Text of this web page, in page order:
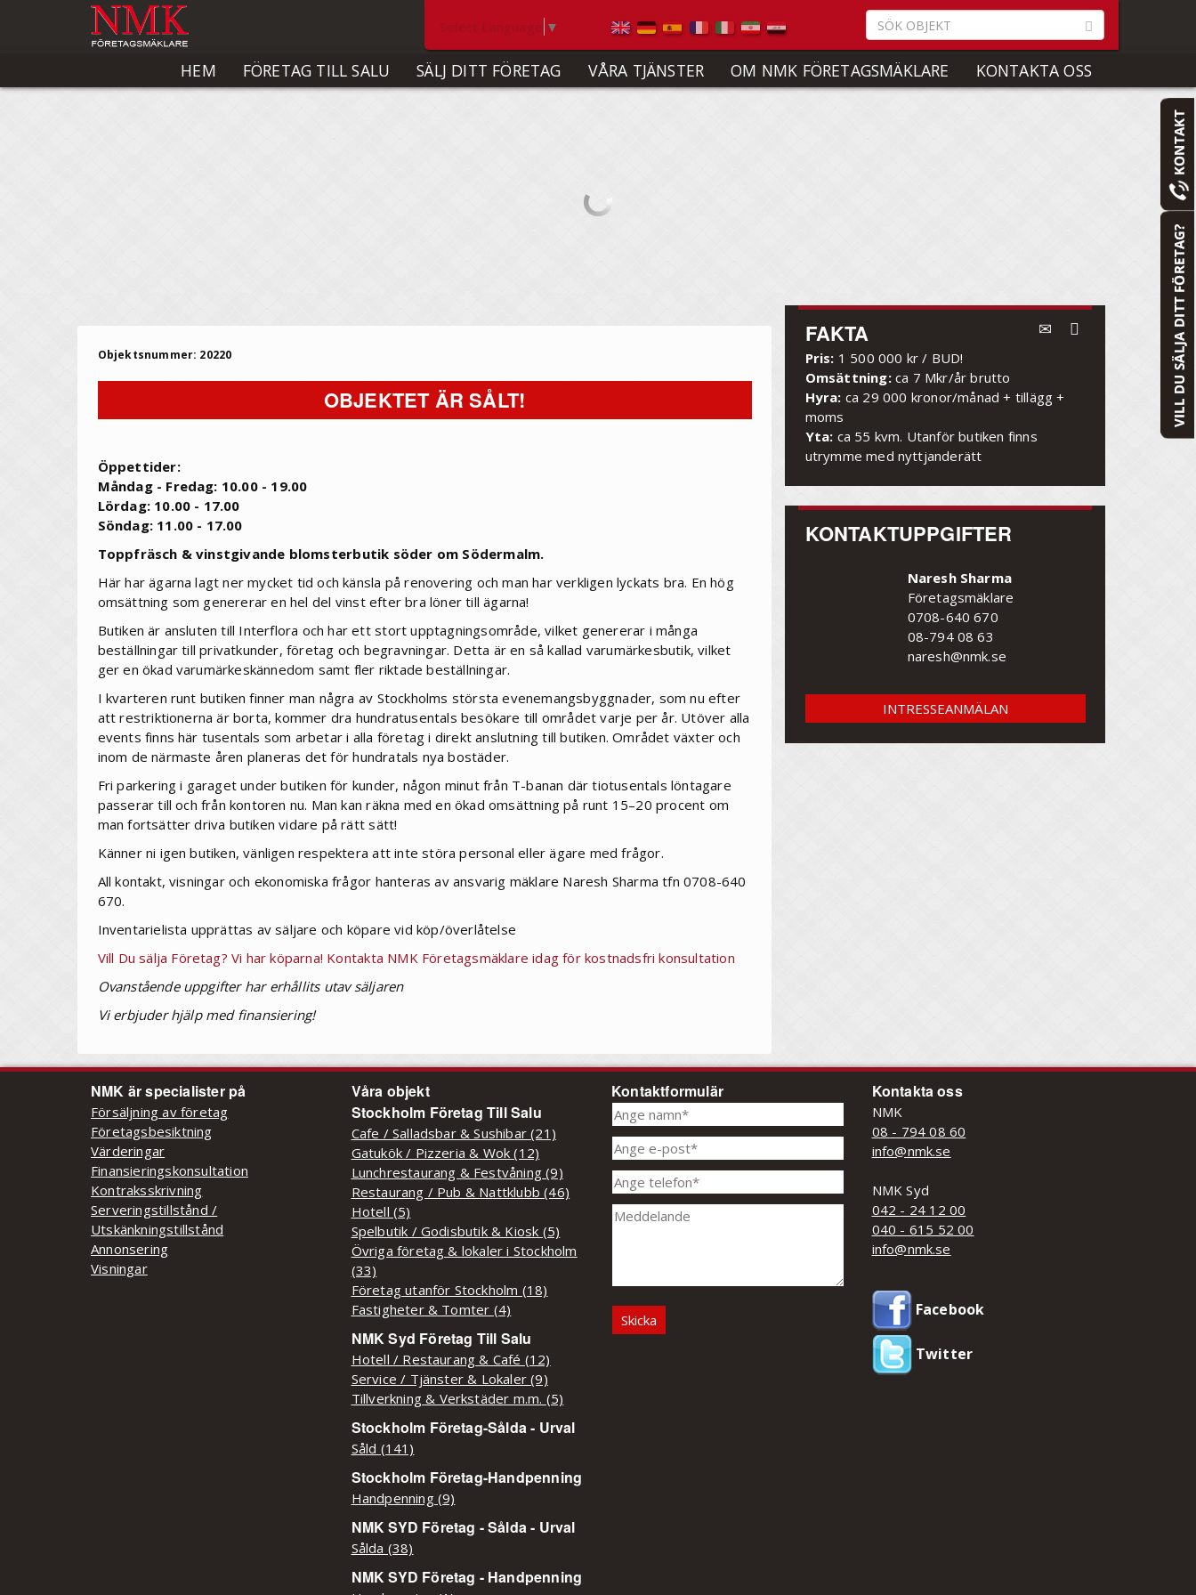
Select Language ▼
HEM FÖRETAG TILL SALU SÄLJ DITT FÖRETAG VÅRA TJÄNSTER OM NMK FÖRETAGSMÄKLARE KONTAKTA OSS
Objektsnummer: 20220
OBJEKTET ÄR SÅLT!
Öppettider:
Måndag - Fredag: 10.00 - 19.00
Lördag: 10.00 - 17.00
Söndag: 11.00 - 17.00
Toppfräsch & vinstgivande blomsterbutik söder om Södermalm.
Här har ägarna lagt ner mycket tid och känsla på renovering och man har verkligen lyckats bra. En hög
omsättning som genererar en hel del vinst efter bra löner till ägarna!
Butiken är ansluten till Interflora och har ett stort upptagningsområde, vilket genererar i många
beställningar till privatkunder, företag och begravningar. Detta är en så kallad varumärkesbutik, vilket
ger en ökad varumärkeskännedom samt fler riktade beställningar.
I kvarteren runt butiken finner man några av Stockholms största evenemangsbyggnader, som nu efter
att restriktionerna är borta, kommer dra hundratusentals besökare till området varje per år. Utöver alla
events finns här tusentals som arbetar i alla företag i direkt anslutning till butiken. Området växter och
inom de närmaste åren planeras det för hundratals nya bostäder.
Fri parkering i garaget under butiken för kunder, någon minut från T-banan där tiotusentals löntagare
passerar till och från kontoren nu. Man kan räkna med en ökad omsättning på runt 15–20 procent om
man fortsätter driva butiken vidare på rätt sätt!
Känner ni igen butiken, vänligen respektera att inte störa personal eller ägare med frågor.
All kontakt, visningar och ekonomiska frågor hanteras av ansvarig mäklare Naresh Sharma tfn 0708-640
670.
Inventarielista upprättas av säljare och köpare vid köp/överlåtelse
Vill Du sälja Företag? Vi har köparna! Kontakta NMK Företagsmäklare idag för kostnadsfri konsultation
Ovanstående uppgifter har erhållits utav säljaren
Vi erbjuder hjälp med finansiering!
FAKTA
Pris: 1 500 000 kr / BUD!
Omsättning: ca 7 Mkr/år brutto
Hyra: ca 29 000 kronor/månad + tillägg +
moms
Yta: ca 55 kvm. Utanför butiken finns
utrymme med nyttjanderätt
KONTAKTUPPGIFTER
Naresh Sharma
Företagsmäklare
0708-640 670
08-794 08 63
naresh@nmk.se
INTRESSEANMÄLAN
NMK är specialister på
Försäljning av företag
Företagsbesiktning
Värderingar
Finansieringskonsultation
Kontraksskrivning
Serveringstillstånd /
Utskänkningstillstånd
Annonsering
Visningar
Våra objekt
Stockholm Företag Till Salu
Cafe / Salladsbar & Sushibar (21)
Gatukök / Pizzeria & Wok (12)
Lunchrestaurang & Festvåning (9)
Restaurang / Pub & Nattklubb (46)
Hotell (5)
Spelbutik / Godisbutik & Kiosk (5)
Övriga företag & lokaler i Stockholm
(33)
Företag utanför Stockholm (18)
Fastigheter & Tomter (4)
NMK Syd Företag Till Salu
Hotell / Restaurang & Café (12)
Service / Tjänster & Lokaler (9)
Tillverkning & Verkstäder m.m. (5)
Stockholm Företag-Sålda - Urval
Såld (141)
Stockholm Företag-Handpenning
Handpenning (9)
NMK SYD Företag - Sålda - Urval
Sålda (38)
NMK SYD Företag - Handpenning
Kontaktformulär Kontakta oss
NMK
08 - 794 08 60
info@nmk.se
NMK Syd
042 - 24 12 00
040 - 615 52 00
info@nmk.se
Facebook
Twitter